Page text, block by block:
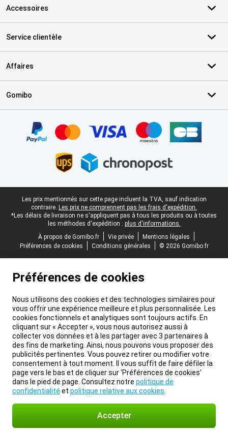
Accessoires
Service clientèle
Affaires
Gomibo
Pied-de-page légal
Les prix mentionnés sur cette page incluent la TVA, sauf indication
contraire. Les prix ne comprennent pas les frais d'expédition.
*Les délais de livraison ne s'appliquent pas à tous les produits ou à toutes
les méthodes d'expédition : plus d'informations.
À propos de Gomibo.fr
Vie privée
Mentions légales
Préférences de cookies
Conditions générales © 2026 Gomibo.fr
Préférences de cookies
Nous utilisons des cookies et des technologies similaires pour
vous offrir une expérience meilleure et plus personnalisée. Les
cookies fonctionnels et analytiques sont toujours actifs. En
cliquant sur « Accepter », vous nous autorisez aussi à
collecter vos données et à les partager avec 3 partenaires à
des fins de marketing. Ainsi, nous pouvons vous proposer des
publicités pertinentes. Vous pouvez retirer ou modifier votre
consentement à tout moment. Il vous suffit de faire défiler la
page vers le bas et de cliquer sur ‘Préférences de cookies’
dans le pied de page. Consultez notre politique de
confidentialité et politique relative aux cookies
Accepter